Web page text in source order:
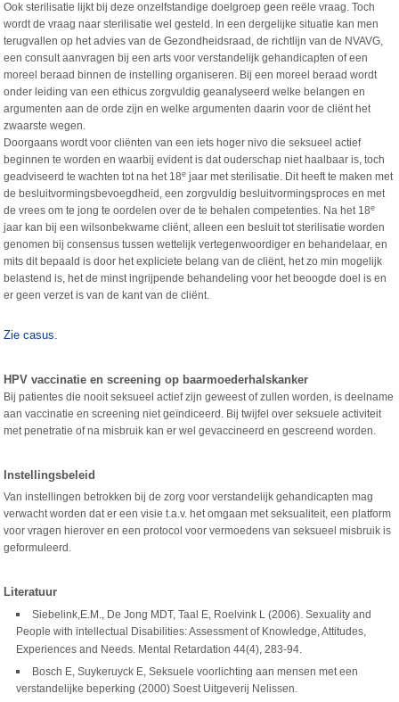
Ook sterilisatie lijkt bij deze onzelfstandige doelgroep geen reële vraag. Toch
wordt de vraag naar sterilisatie wel gesteld. In een dergelijke situatie kan men
terugvallen op het advies van de Gezondheidsraad, de richtlijn van de NVAVG,
een consult aanvragen bij een arts voor verstandelijk gehandicapten of een
moreel beraad binnen de instelling organiseren. Bij een moreel beraad wordt
onder leiding van een ethicus zorgvuldig geanalyseerd welke belangen en
argumenten aan de orde zijn en welke argumenten daarin voor de cliënt het
zwaarste wegen.
Doorgaans wordt voor cliënten van een iets hoger nivo die seksueel actief
beginnen te worden en waarbij evident is dat ouderschap niet haalbaar is, toch
geadviseerd te wachten tot na het 18e jaar met sterilisatie. Dit heeft te maken met
de besluitvormingsbevoegdheid, een zorgvuldig besluitvormingsproces en met
de vrees om te jong te oordelen over de te behalen competenties. Na het 18e
jaar kan bij een wilsonbekwame cliënt, alleen een besluit tot sterilisatie worden
genomen bij consensus tussen wettelijk vertegenwoordiger en behandelaar, en
mits dit bepaald is door het expliciete belang van de cliënt, het zo min mogelijk
belastend is, het de minst ingrijpende behandeling voor het beoogde doel is en
er geen verzet is van de kant van de cliënt.
Zie casus.
HPV vaccinatie en screening op baarmoederhalskanker
Bij patientes die nooit seksueel actief zijn geweest of zullen worden, is deelname
aan vaccinatie en screening niet geïndiceerd. Bij twijfel over seksuele activiteit
met penetratie of na misbruik kan er wel gevaccineerd en gescreend worden.
Instellingsbeleid
Van instellingen betrokken bij de zorg voor verstandelijk gehandicapten mag
verwacht worden dat er een visie t.a.v. het omgaan met seksualiteit, een platform
voor vragen hierover en een protocol voor vermoedens van seksueel misbruik is
geformuleerd.
Literatuur
Siebelink,E.M., De Jong MDT, Taal E, Roelvink L (2006). Sexuality and
People with intellectual Disabilities: Assessment of Knowledge, Attitudes,
Experiences and Needs. Mental Retardation 44(4), 283-94.
Bosch E, Suykeruyck E, Seksuele voorlichting aan mensen met een
verstandelijke beperking (2000) Soest Uitgeverij Nelissen.